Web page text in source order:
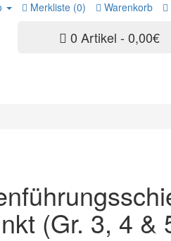
Merkliste (0) Warenkorb
0 Artikel - 0,00€
(Gr. 3, 4 &